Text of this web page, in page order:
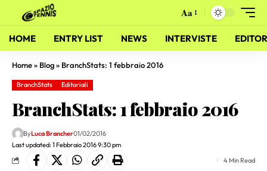
Aa
HOME ENTRY LIST NEWS INTERVISTE
Home» Blog» BranchStats: 1 febbraio 2016
BranchStats Editoriali
BranchStats: 1 febbraio 2016
Last updated: 1 Febbraio 2016 9:30 pm
ByLuca Brancher01/02/2016
4 Min Read